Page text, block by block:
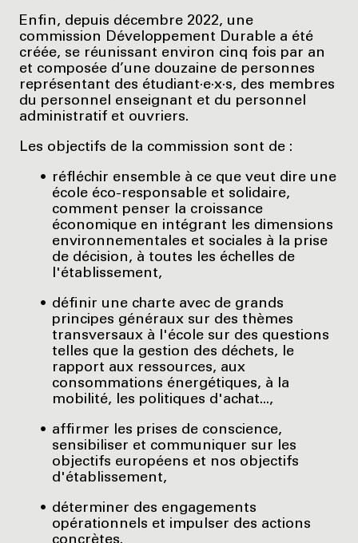
Enfin, depuis décembre 2022, une
commission Développement Durable a été
créée, se réunissant environ cinq fois par an
et composée d’une douzaine de personnes
représentant des étudiant·e·x·s, des membres
du personnel enseignant et du personnel
administratif et ouvriers.
Les objectifs de la commission sont de :
réfléchir ensemble à ce que veut dire une
école éco-responsable et solidaire,
comment penser la croissance
économique en intégrant les dimensions
environnementales et sociales à la prise
de décision, à toutes les échelles de
l'établissement,
définir une charte avec de grands
principes généraux sur des thèmes
transversaux à l'école sur des questions
telles que la gestion des déchets, le
rapport aux ressources, aux
consommations énergétiques, à la
mobilité, les politiques d'achat...,
affirmer les prises de conscience,
sensibiliser et communiquer sur les
objectifs européens et nos objectifs
d'établissement,
déterminer des engagements
opérationnels et impulser des actions